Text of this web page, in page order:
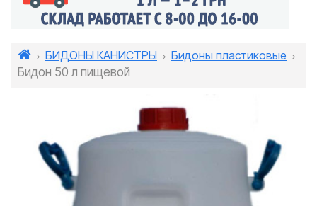
БИДОНЫ КАНИСТРЫ
Бидоны пластиковые
Бидон 50 л пищевой